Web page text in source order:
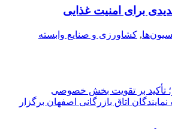
برای امنیت غذایی
, کشاورزی و صنایع وابسته
اتاق بازرگانی اصفهان برگزار